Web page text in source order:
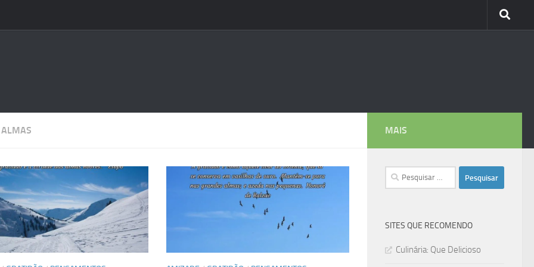
ALMAS MAIS
Pesquisar
por:
SITES QUE RECOMENDO
Culinária: Que Delicioso